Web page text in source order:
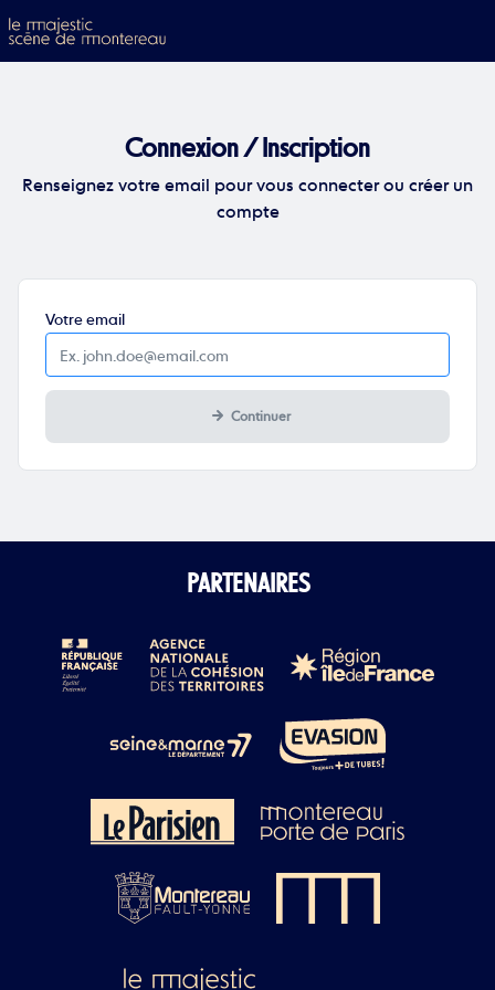
Connexion / Inscription
Renseignez votre email pour vous connecter ou créer un
compte
VotreemailObligatoire
Continuer
PARTENAIRES